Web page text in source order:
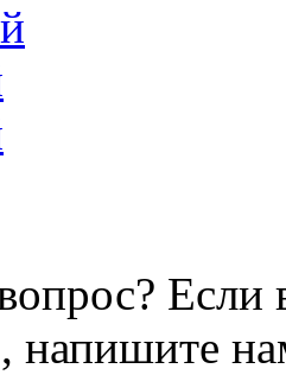
Если
напишите